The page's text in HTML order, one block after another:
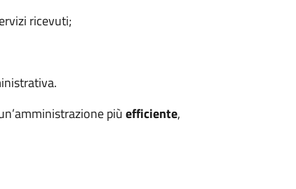
ricevuti;
piùefficiente,